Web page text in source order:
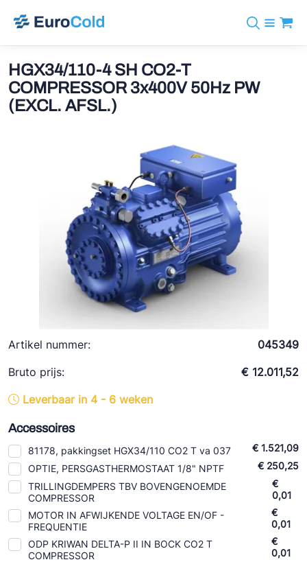
info@eurocold.nl
EN
Merken
BOCK
Castel
REFFLEX®
Johnson Controls
Doucette Industries
ESK Schultze
TEKLAB
Koudemiddelen
Diensten
Downloads
Nieuws
HGX34/110-4 SH CO2-T
COMPRESSOR 3x400V 50Hz PW
(EXCL. AFSL.)
Artikel nummer:
045349
Bruto prijs:
€ 12.011,52
Leverbaar in 4 - 6 weken
Accessoires
81178, pakkingset HGX34/110 CO2 T va 037
€ 1.521,09
OPTIE, PERSGASTHERMOSTAAT 1/8" NPTF
€ 250,25
TRILLINGDEMPERS TBV BOVENGENOEMDE
COMPRESSOR
€
0,01
MOTOR IN AFWIJKENDE VOLTAGE EN/OF -
FREQUENTIE
€
0,01
ODP KRIWAN DELTA-P II IN BOCK CO2 T
COMPRESSOR
€
0,01